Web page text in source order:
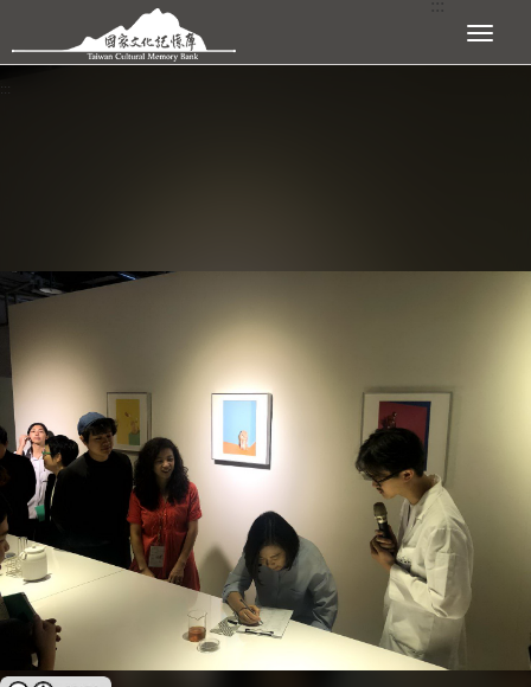
跳到主要內容區塊 展開選單
:::
創用CC姓名標示 3.0 台灣及其後版本(CC BY 3.0 TW +)